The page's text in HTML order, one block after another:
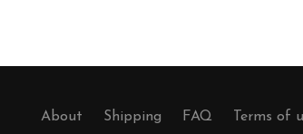
About Shipping FAQ Terms of